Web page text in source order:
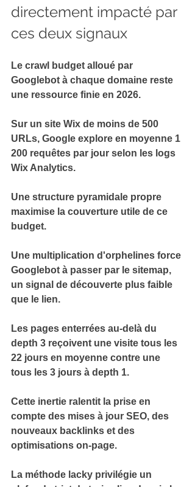
directement impacté par
ces deux signaux
Le crawl budget alloué par
Googlebot à chaque domaine reste
une ressource finie en 2026.
Sur un site Wix de moins de 500
URLs, Google explore en moyenne 1
200 requêtes par jour selon les logs
Wix Analytics.
Une structure pyramidale propre
maximise la couverture utile de ce
budget.
Une multiplication d'orphelines force
Googlebot à passer par le sitemap,
un signal de découverte plus faible
que le lien.
Les pages enterrées au-delà du
depth 3 reçoivent une visite tous les
22 jours en moyenne contre une
tous les 3 jours à depth 1.
Cette inertie ralentit la prise en
compte des mises à jour SEO, des
nouveaux backlinks et des
optimisations on-page.
La méthode lacky privilégie un